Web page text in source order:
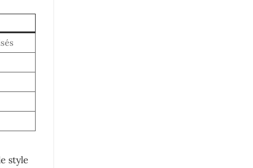
style